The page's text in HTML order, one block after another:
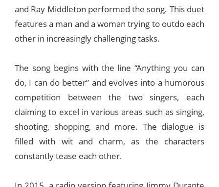
and Ray Middleton performed the song. This duet
features a man and a woman trying to outdo each
other in increasingly challenging tasks.
The song begins with the line “Anything you can
do, I can do better” and evolves into a humorous
competition between the two singers, each
claiming to excel in various areas such as singing,
shooting, shopping, and more. The dialogue is
filled with wit and charm, as the characters
constantly tease each other.